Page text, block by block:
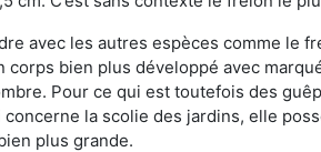
avec les autres espèces comme le
bien plus développé avec
Pour ce qui est toutefois des
concerne la scolie des jardins, elle
plus grande.